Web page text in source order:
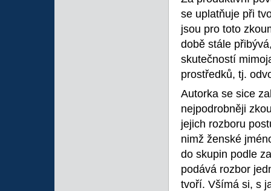
se uplatňuje při
jsou pro toto
době stále
skutečností
prostředků, tj.
Autorka se sice
nejpodrobněji
jejich rozboru
nimž ženské
do skupin podle
podává rozbor
tvoří. Všímá si, s